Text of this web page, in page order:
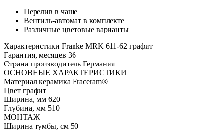
Перелив в чаше
Вентиль-автомат в комплекте
Различные цветовые варианты
Характеристики Franke MRK 611-62 графит
Гарантия, месяцев 36
Страна-производитель Германия
ОСНОВНЫЕ ХАРАКТЕРИСТИКИ
Материал керамика Fraceram®
Цвет графит
Ширина, мм 620
Глубина, мм 510
МОНТАЖ
Ширина тумбы, см 50